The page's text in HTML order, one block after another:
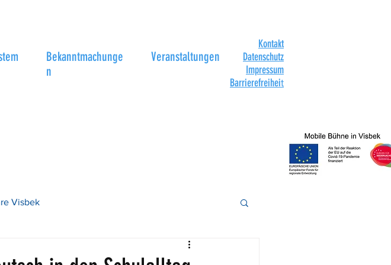
Bekanntmachunge
n
Kontakt
Datenschutz
Impressum
Barrierefreiheit
Veranstaltungen
Visbek